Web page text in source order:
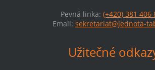
Pevná linka: (+420) 381 406
Email: sekretariat@jednota-
Užitečné